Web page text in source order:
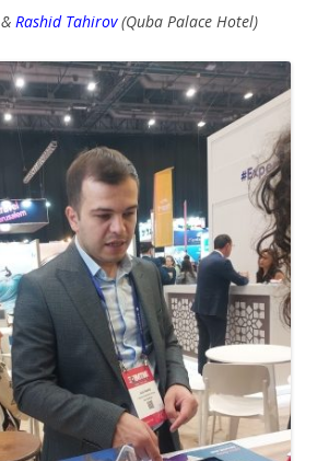
& Rashid Tahirov(Quba Palace Hotel)